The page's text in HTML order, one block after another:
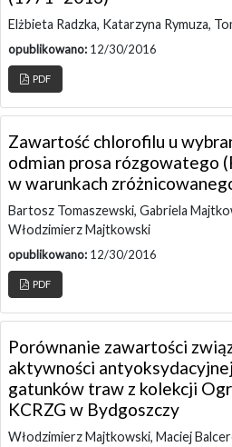
Elżbieta Radzka, Katarzyna Rymuza,
opublikowano: 12/30/2016
PDF
Zawartość chlorofilu u
odmian prosa rózgowatego
w warunkach
Bartosz Tomaszewski, Gabriela
Włodzimierz Majtkowski
opublikowano: 12/30/2016
PDF
Porównanie zawartości
aktywności
gatunków traw z kolekcji
KCRZG w Bydgoszczy
Włodzimierz Majtkowski, Maciej